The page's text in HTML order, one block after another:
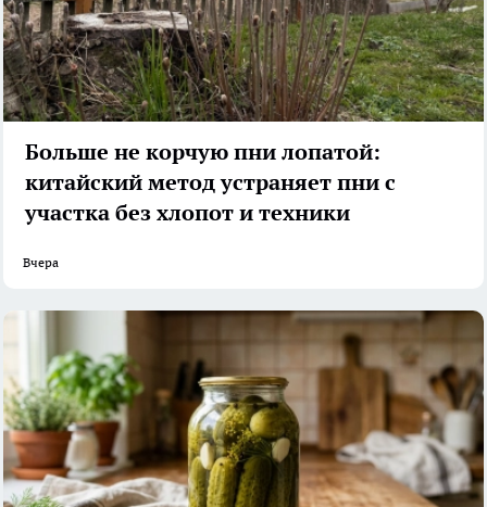
Больше не корчую пни лопатой:
китайский метод устраняет пни с
участка без хлопот и техники
Вчера